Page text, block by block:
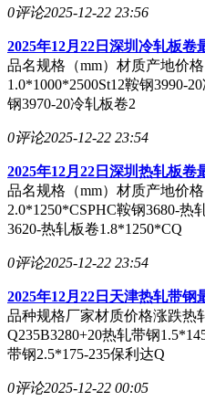
0评论2025-12-22 23:56
2025年12月22日深圳冷轧板
品名规格（mm）材质产地价
1.0*1000*2500St12鞍钢3990-
钢3970-20冷轧板卷2
0评论2025-12-22 23:54
2025年12月22日深圳热轧板
品名规格（mm）材质产地价
2.0*1250*CSPHC鞍钢3680-热
3620-热轧板卷1.8*1250*CQ
0评论2025-12-22 23:54
2025年12月22日天津热轧带
品种规格厂家材质价格涨跌热
Q235B3280+20热轧带钢
带钢2.5*175-235保利达Q
0评论2025-12-22 00:05